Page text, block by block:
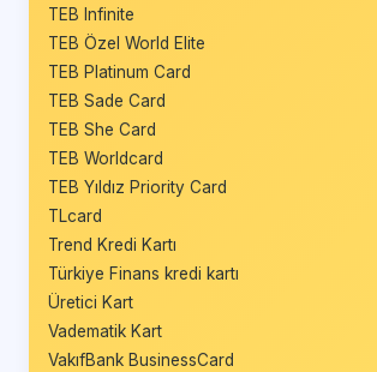
TEB Infinite
TEB Özel World Elite
TEB Platinum Card
TEB Sade Card
TEB She Card
TEB Worldcard
TEB Yıldız Priority Card
TLcard
Trend Kredi Kartı
Türkiye Finans kredi kartı
Üretici Kart
Vadematik Kart
VakıfBank BusinessCard